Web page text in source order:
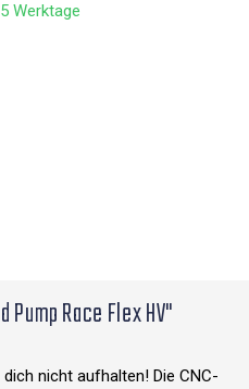
Werktage
Race Flex HV"
nicht aufhalten! Die CNC-